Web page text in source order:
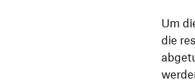
Um
die